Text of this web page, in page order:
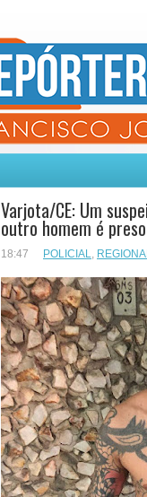
Varjota/CE: Um
outro homem é
18:47 POLICIAL,